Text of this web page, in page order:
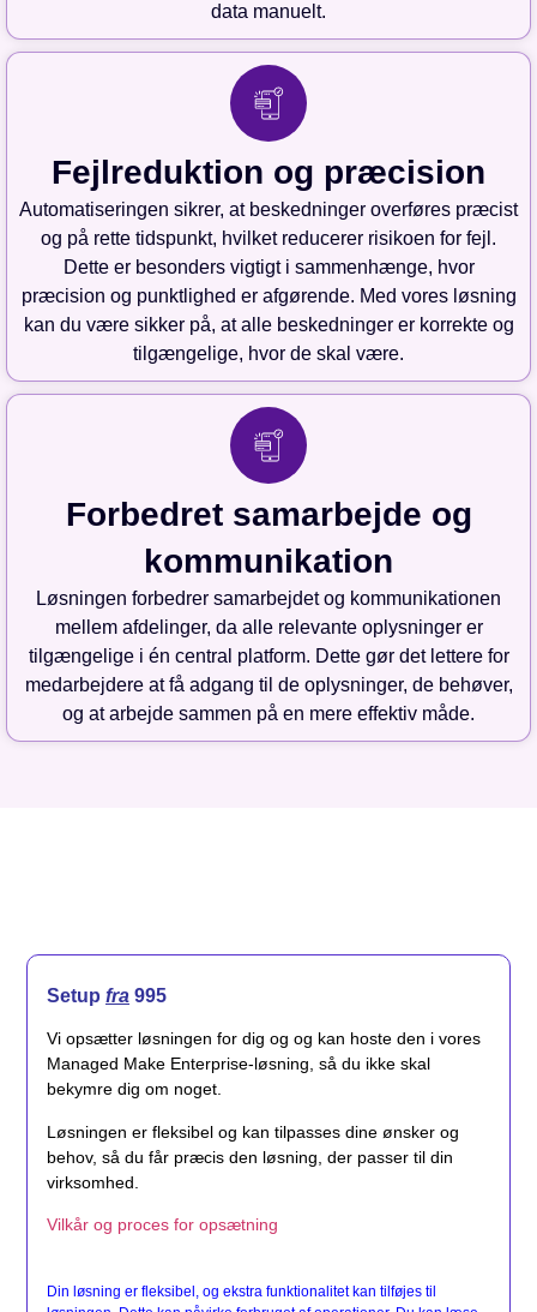
data manuelt.
Fejlreduktion og præcision
Automatiseringen sikrer, at beskedninger overføres præcist
og på rette tidspunkt, hvilket reducerer risikoen for fejl.
Dette er besonders vigtigt i sammenhænge, hvor
præcision og punktlighed er afgørende. Med vores løsning
kan du være sikker på, at alle beskedninger er korrekte og
tilgængelige, hvor de skal være.
Forbedret samarbejde og
kommunikation
Løsningen forbedrer samarbejdet og kommunikationen
mellem afdelinger, da alle relevante oplysninger er
tilgængelige i én central platform. Dette gør det lettere for
medarbejdere at få adgang til de oplysninger, de behøver,
og at arbejde sammen på en mere effektiv måde.
Setup fra 995
Vi opsætter løsningen for dig og og kan hoste den i vores
Managed Make Enterprise-løsning, så du ikke skal
bekymre dig om noget.
Løsningen er fleksibel og kan tilpasses dine ønsker og
behov, så du får præcis den løsning, der passer til din
virksomhed.
Vilkår og proces for opsætning
Din løsning er fleksibel, og ekstra funktionalitet kan tilføjes til